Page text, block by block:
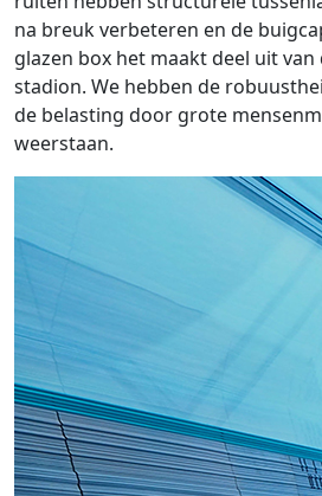
na breuk verbeteren en de
glazen box het maakt deel uit
stadion. We hebben de
de belasting door grote
weerstaan.